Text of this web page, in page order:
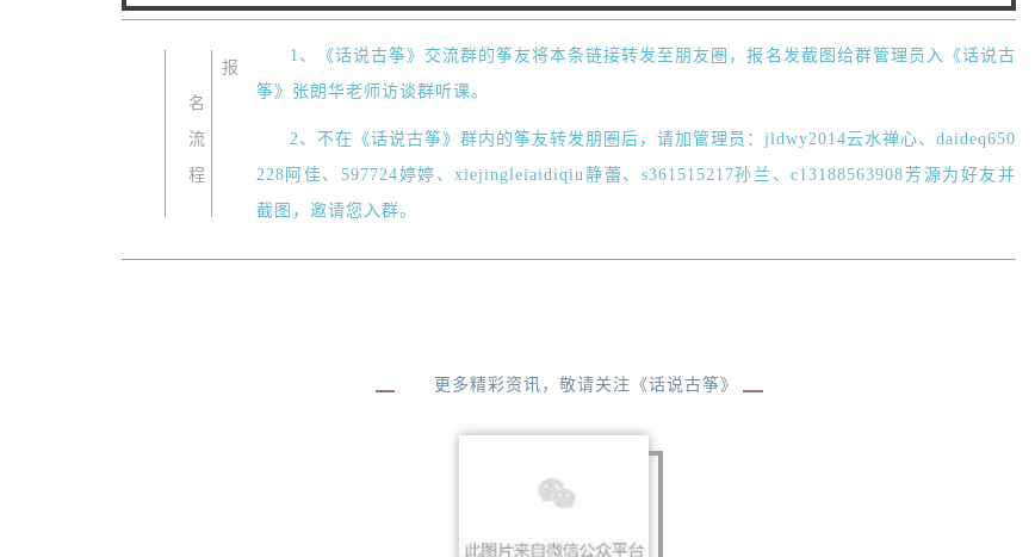
报
名
流
程
1、《话说古筝》交流群的筝友将本条链接转发至朋友圈，报名发截图给群管理员入《话说古
筝》张朗华老师访谈群听课。
2、不在《话说古筝》群内的筝友转发朋圈后，请加管理员：jldwy2014云水禅心、daideq650
228阿佳、597724婷婷、xiejingleiaidiqiu静蕾、s361515217孙兰、c13188563908芳源为好友并
截图，邀请您入群。
更多精彩资讯，敬请关注《话说古筝》